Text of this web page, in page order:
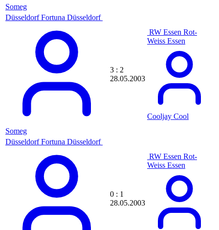
Dazzo
DBO
dbreiplayer
deadly_serious
Deafborusse
Death Dealer
debae
deCoo
deDanny
Dede
Dees
defjef
deK1tErminAte
Delete
DelPiero
DelPiero1992
Demian
Dendoxx
Denmla04
dennis
DennisAmora
Dennis Schneider
Dennynho
Deno
Deno38
derbayernfan
Someg
Düsseldorf Fortuna Düsseldorf
Someg
3 : 2
28.05.2003
RW Essen Rot-
Weiss Essen
Cooljay Cool
Düsseldorf Fortuna Düsseldorf
0 : 1
28.05.2003
RW Essen Rot-
Weiss Essen